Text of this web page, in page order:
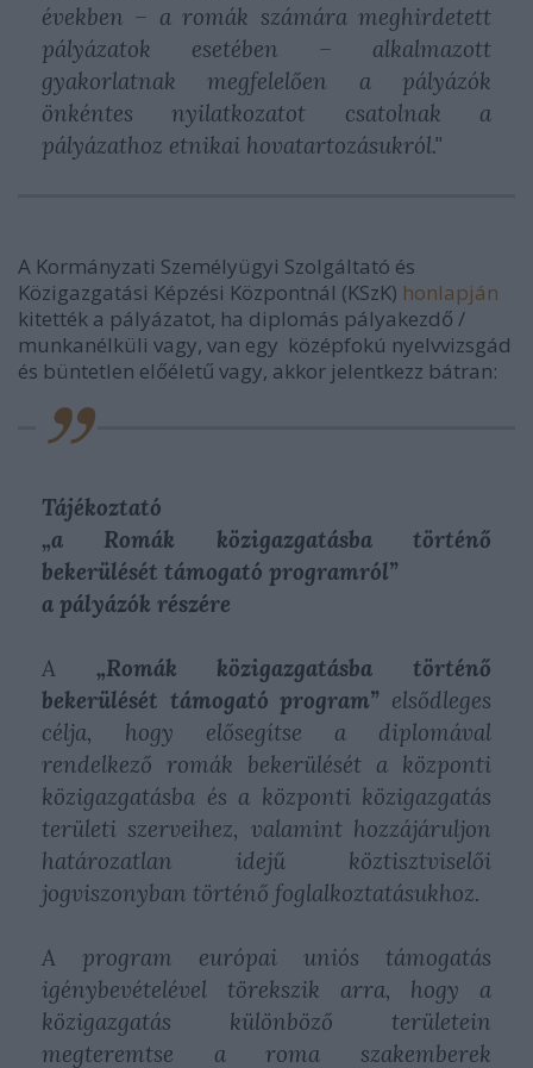
években – a romák számára meghirdetett
pályázatok esetében – alkalmazott
gyakorlatnak megfelelően a pályázók
önkéntes nyilatkozatot csatolnak a
pályázathoz etnikai hovatartozásukról."
A Kormányzati Személyügyi Szolgáltató és
Közigazgatási Képzési Központnál (KSzK) honlapján
kitették a pályázatot, ha diplomás pályakezdő /
munkanélküli vagy, van egy középfokú nyelvvizsgád
és büntetlen előéletű vagy, akkor jelentkezz bátran:
Tájékoztató
„a Romák közigazgatásba történő
bekerülését támogató programról”
a pályázók részére
A „Romák közigazgatásba történő
bekerülését támogató program” elsődleges
célja, hogy elősegítse a diplomával
rendelkező romák bekerülését a központi
közigazgatásba és a központi közigazgatás
területi szerveihez, valamint hozzájáruljon
határozatlan idejű köztisztviselői
jogviszonyban történő foglalkoztatásukhoz.
A program európai uniós támogatás
igénybevételével törekszik arra, hogy a
közigazgatás különböző területein
megteremtse a roma szakemberek